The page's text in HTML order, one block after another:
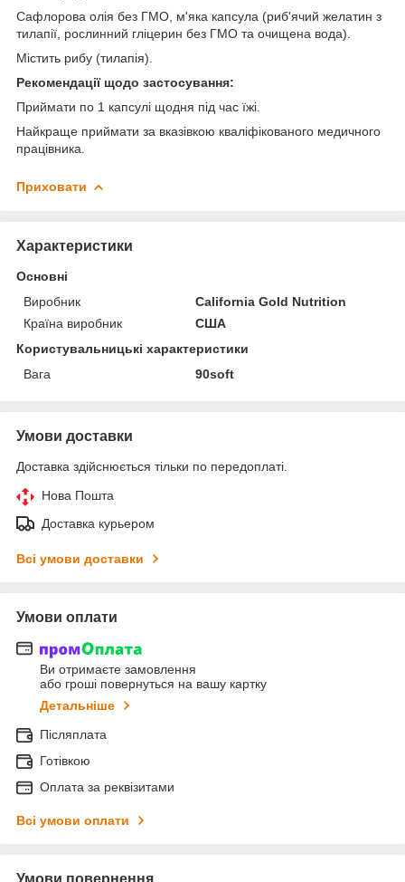
Сафлорова олія без ГМО, м'яка капсула (риб'ячий желатин з
тилапії, рослинний гліцерин без ГМО та очищена вода).
Містить рибу (тилапія).
Рекомендації щодо застосування:
Приймати по 1 капсулі щодня під час їжі.
Найкраще приймати за вказівкою кваліфікованого медичного
працівника.
Приховати
Характеристики
Основні
Виробник
California Gold Nutrition
Країна виробник
США
Користувальницькі характеристики
Вага
90soft
Умови доставки
Доставка здійснюється тільки по передоплаті.
Нова Пошта
Доставка курьером
Всі умови доставки
Умови оплати
Ви отримаєте замовлення
або гроші повернуться на вашу картку
Детальніше
Післяплата
Готівкою
Оплата за реквізитами
Всі умови оплати